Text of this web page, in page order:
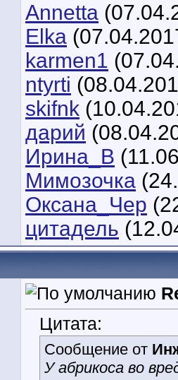
Annetta
Elka
karmen1
ntyrti
skifnk
дарий
Ирина_В
Мимозочка
Оксана_Чер
цитадель
Цитата:
Сообщение от
У абрикоса во